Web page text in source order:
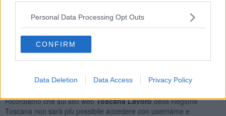
Personal Data Processing Opt Outs
CONFIRM
Data Deletion Data Access Privacy Policy
Tipologia Contratto
Lavoro a Tempo Indeterminato
Apprendistato Professionalizzante O Contratto di
Mestiere13
Posizioni Totali: 170
Ricordiamo che sul sito webToscana Lavorodella Regione
Toscana non sarà più possibile accedere con username e